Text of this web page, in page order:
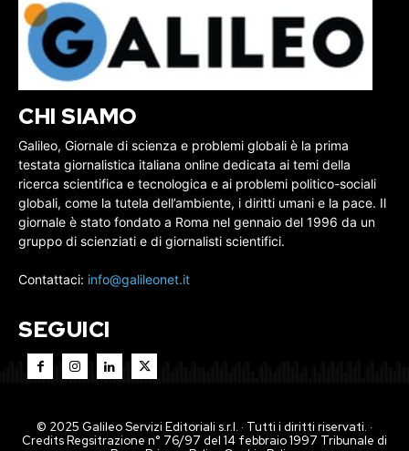
CHI SIAMO
Galileo, Giornale di scienza e problemi globali è la prima
testata giornalistica italiana online dedicata ai temi della
ricerca scientifica e tecnologica e ai problemi politico-sociali
globali, come la tutela dell’ambiente, i diritti umani e la pace. Il
giornale è stato fondato a Roma nel gennaio del 1996 da un
gruppo di scienziati e di giornalisti scientifici.
Contattaci: info@galileonet.it
SEGUICI
© 2025 Galileo Servizi Editoriali s.r.l. · Tutti i diritti riservati. ·
Credits Regsitrazione n° 76/97 del 14 febbraio 1997 Tribunale di